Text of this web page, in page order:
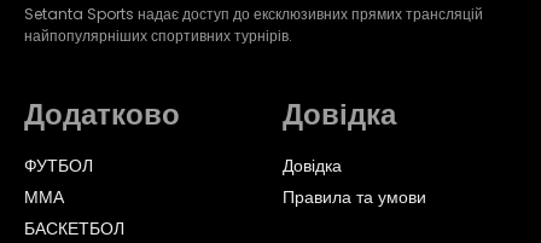
Setanta Sports надає доступ до ексклюзивних прямих трансляцій
найпопулярніших спортивних турнірів.
Додатково
ФУТБОЛ
ММА
БАСКЕТБОЛ
Довідка
Довідка
Правила та умови